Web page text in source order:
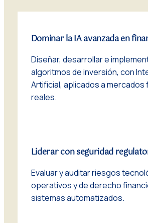
Dominar la IA avanzada en
Diseñar, desarrollar e
algoritmos de inversión, con
Artificial, aplicados a mercados
reales.
Liderar con seguridad
Evaluar y auditar riesgos
operativos y de derecho
sistemas automatizados.